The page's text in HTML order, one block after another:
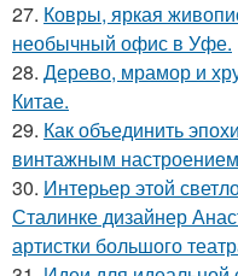
27. Ковры, яркая
необычный офис в Уфе.
28. Дерево, мрамор и
Китае.
29. Как объединить
винтажным
30. Интерьер этой
Сталинке дизайнер
артистки большого